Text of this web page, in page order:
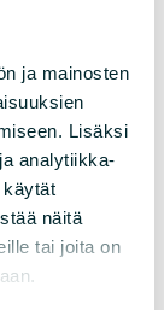
ja mainosten
Lisäksi
analytiikka-
käytät
näitä
tai joita on